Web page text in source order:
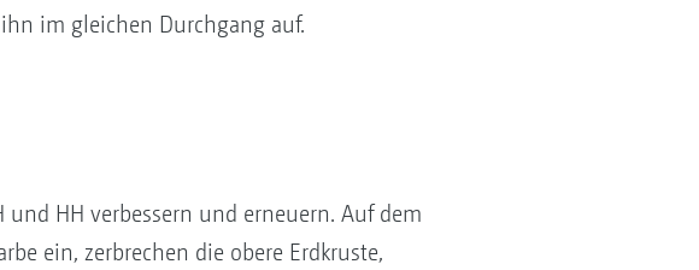
im gleichen Durchgang auf.
HH verbessern und erneuern. Auf dem
ein, zerbrechen die obere Erdkruste,